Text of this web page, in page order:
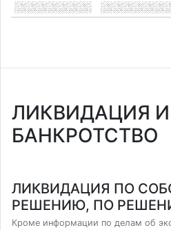
ЛИКВИДАЦИЯ И
БАНКРОТСТВО
ЛИКВИДАЦИЯ ПО
РЕШЕНИЮ, ПО
Кроме информации по делам об